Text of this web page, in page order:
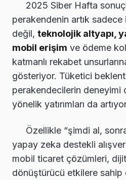
2025 Siber Hafta
perakendenin artık sadece
değil, teknolojik altyapı,
mobil erişim ve ödeme
katmanlı rekabet
gösteriyor. Tüketici
perakendecilerin deneyimi
yönelik yatırımları da
Özellikle “şimdi al,
yapay zeka destekli
mobil ticaret çözümleri,
dönüştürücü etkilere sahip